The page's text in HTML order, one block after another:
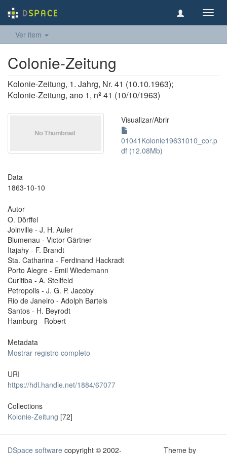
Ver item
Colonie-Zeitung
Kolonie-Zeitung, 1. Jahrg, Nr. 41 (10.10.1963);
Kolonie-Zeitung, ano 1, nº 41 (10/10/1963)
Visualizar/Abrir
01041Kolonie19631010_cor.p
df (12.08Mb)
Data
1863-10-10
Autor
O. Dörffel
Joinville - J. H. Auler
Blumenau - Victor Gärtner
Itajahy - F. Brandt
Sta. Catharina - Ferdinand Hackradt
Porto Alegre - Emil Wiedemann
Curitiba - A. Stellfeld
Petropolis - J. G. P. Jacoby
Rio de Janeiro - Adolph Bartels
Santos - H. Beyrodt
Hamburg - Robert
Metadata
Mostrar registro completo
URI
https://hdl.handle.net/1884/67077
Collections
Kolonie-Zeitung [72]
DSpace software copyright © 2002- Theme by